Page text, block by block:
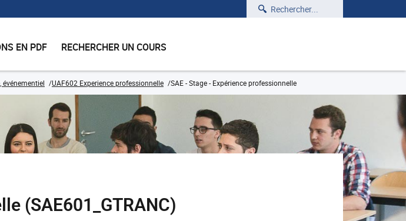
Rechercher
EN PDF RECHERCHER UN COURS
événementiel UAF602 Experience professionnelle SAE - Stage - Expérience professionnelle
(SAE601_GTRANC)